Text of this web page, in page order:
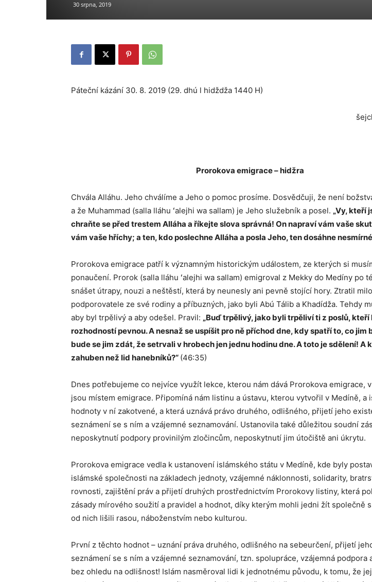
30 srpna, 2019
Páteční kázání 30. 8. 2019 (29. dhú l hidždža 1440 H)
Prorokova emigrace – hidžra
Chvála Alláhu. Jeho chválíme a Jeho o pomoc prosíme. Dosvědčuji, že není
a že Muhammad (salla lláhu ʻalejhi wa sallam) je Jeho služebník a posel. „Vy, kteří
chraňte se před trestem Alláha a říkejte slova správná! On napraví vám vaše
vám vaše hříchy; a ten, kdo poslechne Alláha a posla Jeho, ten dosáhne
Prorokova emigrace patří k významným historickým událostem, ze kterých si
ponaučení. Prorok (salla lláhu ʻalejhi wa sallam) emigroval z Mekky do Medíny po
snášet útrapy, nouzi a neštěstí, která by neunesly ani pevně stojící hory. Ztratil
podporovatele ze své rodiny a příbuzných, jako byli Abú Tálib a Khadídža. Tehdy
aby byl trpělivý a aby odešel. Pravil: „Buď trpělivý, jako byli trpěliví ti z poslů,
rozhodností pevnou. A nesnaž se uspíšit pro ně příchod dne, kdy spatří to, co jim
bude se jim zdát, že setrvali v hrobech jen jednu hodinu dne. A toto je sdělení! A
zahuben než lid hanebníků?“ (46:35)
Dnes potřebujeme co nejvíce využít lekce, kterou nám dává Prorokova emigrace,
jsou místem emigrace. Připomíná nám listinu a ústavu, kterou vytvořil v Medíně, a
hodnoty v ní zakotvené, a která uznává právo druhého, odlišného, přijetí jeho
seznámení se s ním a vzájemné seznamování. Ustanovila také důležitou soudní
neposkytnutí podpory provinilým zločincům, neposkytnutí jim útočiště ani úkrytu.
Prorokova emigrace vedla k ustanovení islámského státu v Medíně, kde byly
islámské společnosti na základech jednoty, vzájemné náklonnosti, solidarity,
rovnosti, zajištění práv a přijetí druhých prostřednictvím Prorokovy listiny, která
zásady mírového soužití a pravidel a hodnot, díky kterým mohli jedni žít společně
od nich lišili rasou, náboženstvím nebo kulturou.
První z těchto hodnot – uznání práva druhého, odlišného na sebeurčení, přijetí
seznámení se s ním a vzájemné seznamování, tzn. spolupráce, vzájemná podpora
bez ohledu na odlišnost! Islám nasměroval lidi k jednotnému původu, k tomu, že